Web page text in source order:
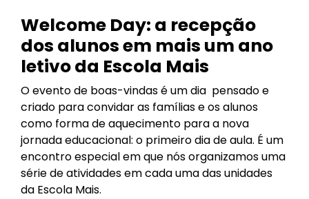
Welcome Day: a recepção
dos alunos em mais um ano
letivo da Escola Mais
O evento de boas-vindas é um dia pensado e
criado para convidar as famílias e os alunos
como forma de aquecimento para a nova
jornada educacional: o primeiro dia de aula. É um
encontro especial em que nós organizamos uma
série de atividades em cada uma das unidades
da Escola Mais.